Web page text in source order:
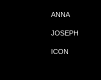
ANNA
JOSEPH
ICON